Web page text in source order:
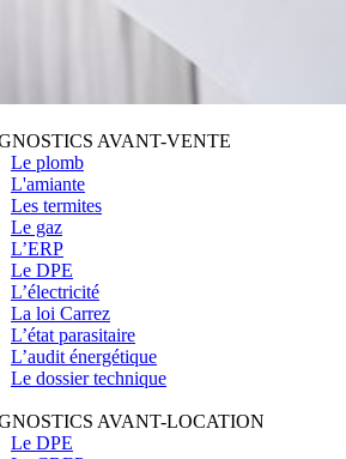
AVANT-VENTE
Le plomb
L'amiante
Les termites
Le gaz
L’ERP
Le DPE
L’électricité
La loi Carrez
L’état parasitaire
L’audit énergétique
Le dossier technique
AVANT-LOCATION
Le DPE